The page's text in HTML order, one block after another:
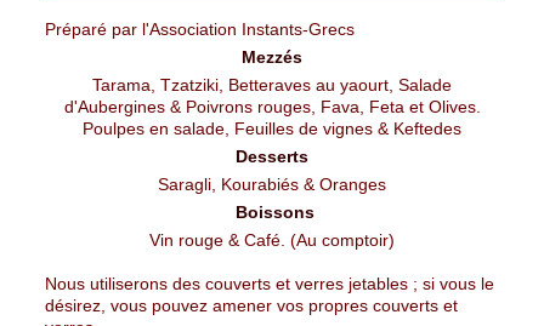
Préparé par l'Association Instants-Grecs
Mezzés
Tarama, Tzatziki, Betteraves au yaourt, Salade
d'Aubergines & Poivrons rouges, Fava, Feta et Olives.
Poulpes en salade, Feuilles de vignes & Keftedes
Desserts
Saragli, Kourabiés & Oranges
Boissons
Vin rouge & Café. (Au comptoir)
Nous utiliserons des couverts et verres jetables ; si vous le
désirez, vous pouvez amener vos propres couverts et